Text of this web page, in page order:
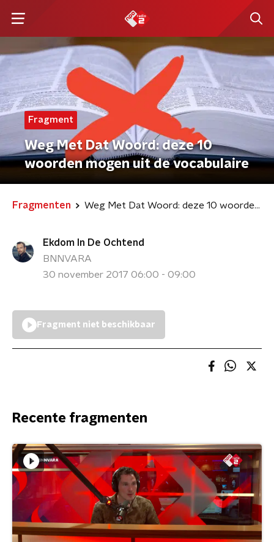
Fragment
Weg Met Dat Woord: deze 10
woorden mogen uit de vocabulaire
Fragmenten Weg Met Dat Woord: deze 10 woorden mogen uit de vocabulaire
Ekdom In De Ochtend
BNNVARA
30 november 2017 06:00 - 09:00
Fragment niet beschikbaar
Recente fragmenten